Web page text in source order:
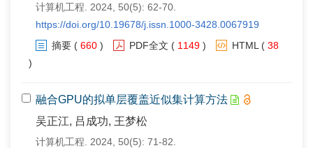
计算机工程. 2024, 50(5): 62-70.
https://doi.org/10.19678/j.issn.1000-3428.0067919
摘要 ( 660 ) PDF全文 ( 1149 ) HTML ( 38
)
融合GPU的拟单层覆盖近似集计算方法
吴正江, 吕成功, 王梦松
计算机工程. 2024, 50(5): 71-82.